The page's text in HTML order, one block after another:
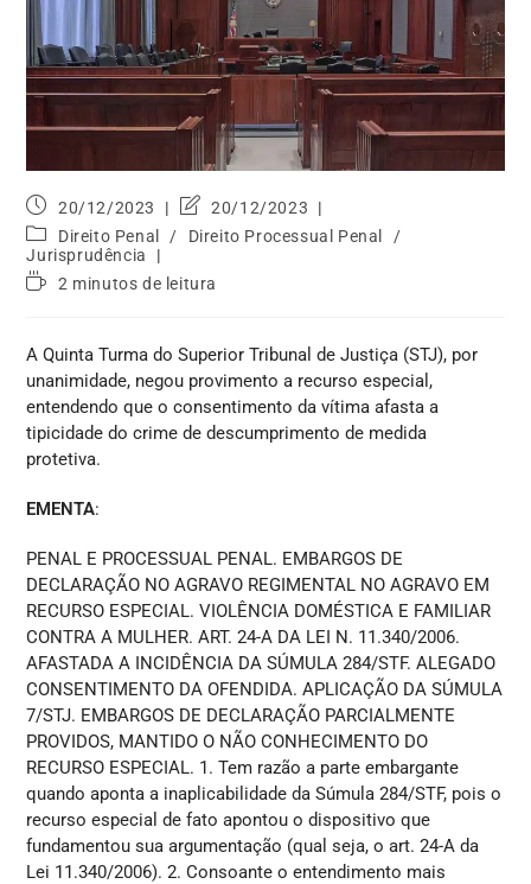
20/12/2023
20/12/2023
Direito Penal
/ Direito Processual Penal
/
Jurisprudência
2 minutos de leitura
A Quinta Turma do Superior Tribunal de Justiça (STJ), por
unanimidade, negou provimento a recurso especial,
entendendo que o consentimento da vítima afasta a
tipicidade do crime de descumprimento de medida
protetiva.
EMENTA:
PENAL E PROCESSUAL PENAL. EMBARGOS DE
DECLARAÇÃO NO AGRAVO REGIMENTAL NO AGRAVO EM
RECURSO ESPECIAL. VIOLÊNCIA DOMÉSTICA E FAMILIAR
CONTRA A MULHER. ART. 24-A DA LEI N. 11.340/2006.
AFASTADA A INCIDÊNCIA DA SÚMULA 284/STF. ALEGADO
CONSENTIMENTO DA OFENDIDA. APLICAÇÃO DA SÚMULA
7/STJ. EMBARGOS DE DECLARAÇÃO PARCIALMENTE
PROVIDOS, MANTIDO O NÃO CONHECIMENTO DO
RECURSO ESPECIAL. 1. Tem razão a parte embargante
quando aponta a inaplicabilidade da Súmula 284/STF, pois o
recurso especial de fato apontou o dispositivo que
fundamentou sua argumentação (qual seja, o art. 24-A da
Lei 11.340/2006). 2. Consoante o entendimento mais